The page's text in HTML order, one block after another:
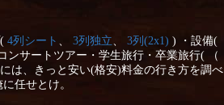
4列シート 、 3列独立、 3列(2x1) ) ・設備(
サートツアー・学生旅行・卒業旅行( （
は、きっと安い(格安)料金の行き方を調べ
任せとけ。